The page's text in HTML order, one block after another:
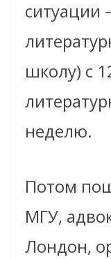
ситуации
школу) с
неделю.
Потом
МГУ,
Лондон,